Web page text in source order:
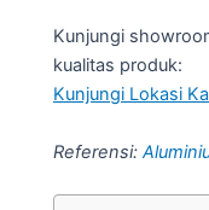
Kunjungi
kualitas produk:
Kunjungi Lokasi
Referensi: